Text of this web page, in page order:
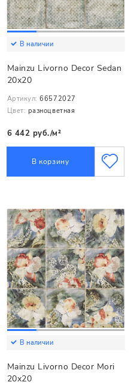
В наличии
Mainzu Livorno Decor Sedan
20х20
Артикул: 66572027
Цвет: разноцветная
6 442 руб./м²
В корзину
В наличии
Mainzu Livorno Decor Mori
20х20